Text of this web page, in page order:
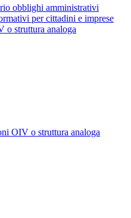
obblighi amministrativi
per cittadini e imprese
o struttura analoga
OIV o struttura analoga